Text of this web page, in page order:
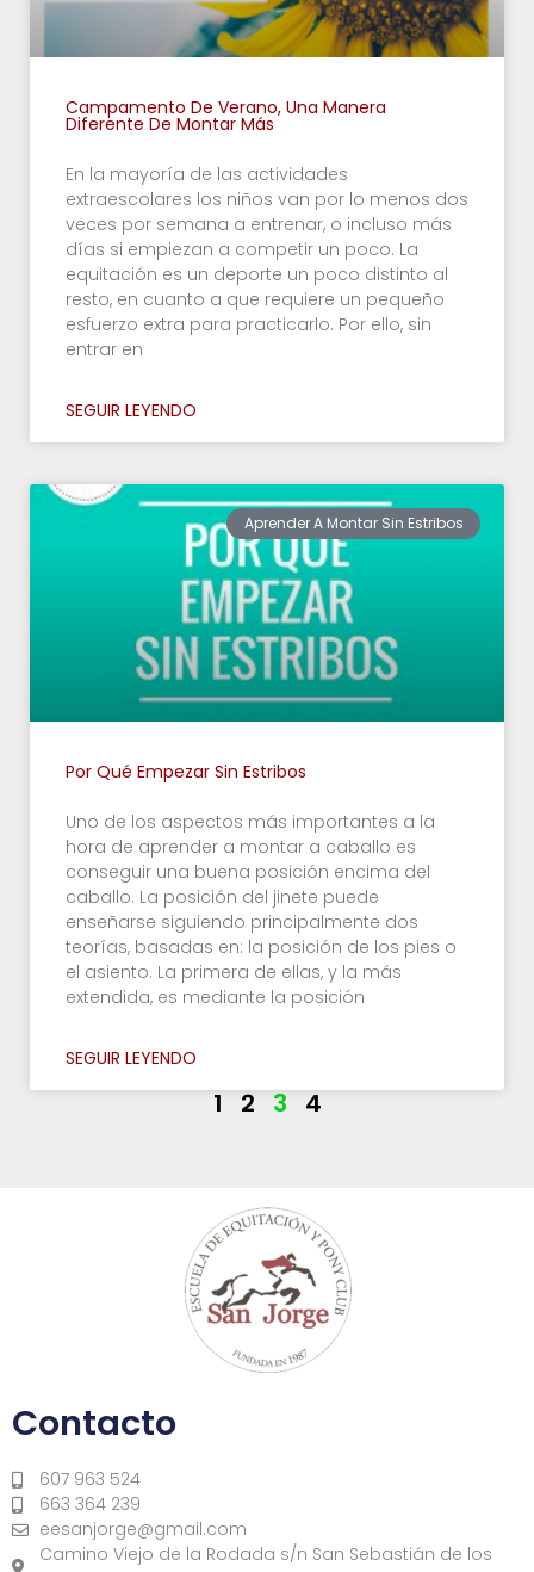
Campamento De Verano, Una Manera
Diferente De Montar Más
En la mayoría de las actividades
extraescolares los niños van por lo menos dos
veces por semana a entrenar, o incluso más
días si empiezan a competir un poco. La
equitación es un deporte un poco distinto al
resto, en cuanto a que requiere un pequeño
esfuerzo extra para practicarlo. Por ello, sin
entrar en
SEGUIR LEYENDO
Aprender A Montar Sin Estribos
Por Qué Empezar Sin Estribos
Uno de los aspectos más importantes a la
hora de aprender a montar a caballo es
conseguir una buena posición encima del
caballo. La posición del jinete puede
enseñarse siguiendo principalmente dos
teorías, basadas en: la posición de los pies o
el asiento. La primera de ellas, y la más
extendida, es mediante la posición
SEGUIR LEYENDO
1 2 3 4
Contacto
607 963 524
663 364 239
eesanjorge@gmail.com
Camino Viejo de la Rodada s/n San Sebastián de los